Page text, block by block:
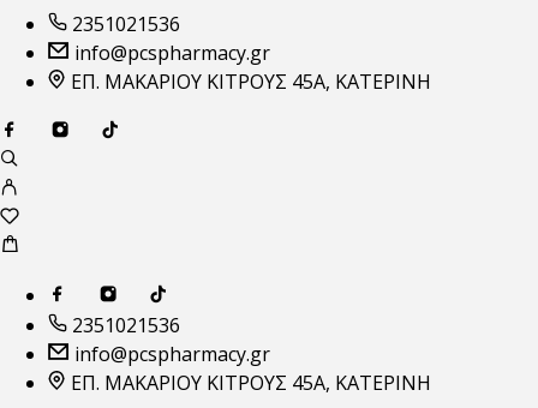
2351021536
info@pcspharmacy.gr
ΕΠ. ΜΑΚΑΡΙΟΥ ΚΙΤΡΟΥΣ 45Α, ΚΑΤΕΡΙΝΗ
2351021536
info@pcspharmacy.gr
ΕΠ. ΜΑΚΑΡΙΟΥ ΚΙΤΡΟΥΣ 45Α, ΚΑΤΕΡΙΝΗ